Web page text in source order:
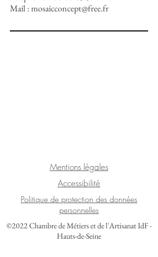
Mail :mosaicconcept@free.fr
Mentions légales
Accessibilité
Politique de protection des données
personnelles
©2022 Chambre de Métiers et de l'Artisanat IdF -
Hauts-de-Seine